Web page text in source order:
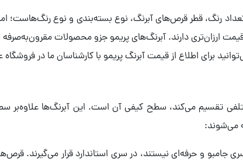
رنگ، قطر قرص‌های آبرنگ، نوع بسته‌بندی و نوع رنگ‌هاست؛
ارزان‌تری دارند. آبرنگ‌های پریمو جزو محصولات مقرون‌به‌صرفه
برای اطلاع از قیمت آبرنگ پریمو با کارشناسان ما در فروشگاه
تقسیم می‌کند، سطح کیفی آن است. این آبرنگ‌ها
می‌شوند: